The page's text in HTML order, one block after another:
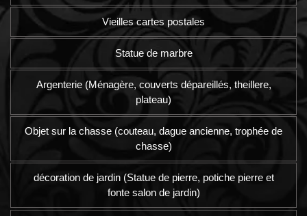
Vieilles cartes postales
Statue de marbre
Argenterie (Ménagère, couverts dépareillés, theillere,
plateau)
Objet sur la chasse (couteau, dague ancienne, trophée de
chasse)
décoration de jardin (Statue de pierre, potiche pierre et
fonte salon de jardin)